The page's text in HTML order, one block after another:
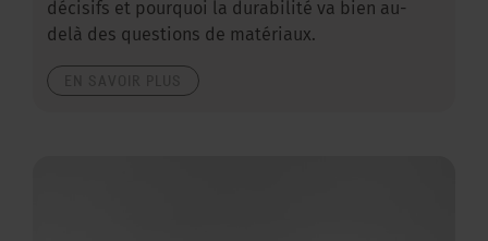
décisifs et pourquoi la durabilité va bien au-
delà des questions de matériaux.